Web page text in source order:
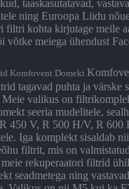
taaskasutatavad,
ning Euroopa Liidu
filtri kohta kirjutage meile
meiega ühendust
Komfovent Domekt
tagavad puhta ja värske
Meie valikus on
seeria mudelitele,
450 V, R 500 H/V, R 600
Iga komplekt sisaldab
filtrit, mis on
rekuperaatori filtrid
seadmetega ning